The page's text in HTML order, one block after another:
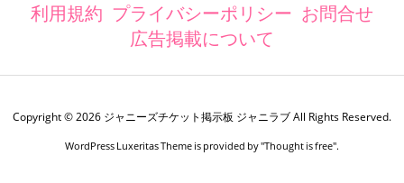
利用規約 プライバシーポリシー お問合せ
広告掲載について
Copyright ©2026 ジャニーズチケット掲示板 ジャニラブAll Rights Reserved.
WordPress Luxeritas Theme is provided by "Thought is free".